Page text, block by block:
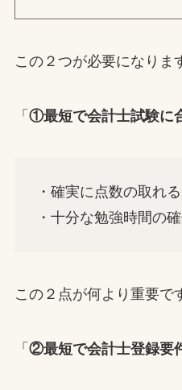
この２つが必要になりま
「 ①最短で会計士試験に
・確実に点数の取れ
・十分な勉強時間の
この２点が何より重要で
「 ②最短で会計士登録要